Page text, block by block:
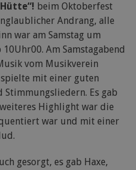
beim Oktoberfest
Andrang, alle
war am Samstag um
Am Samstagabend
vom Musikverein
spielte mit einer guten
Stimmungsliedern. Es gab
Highlight war die
war und mit einer
gesorgt, es gab Haxe,